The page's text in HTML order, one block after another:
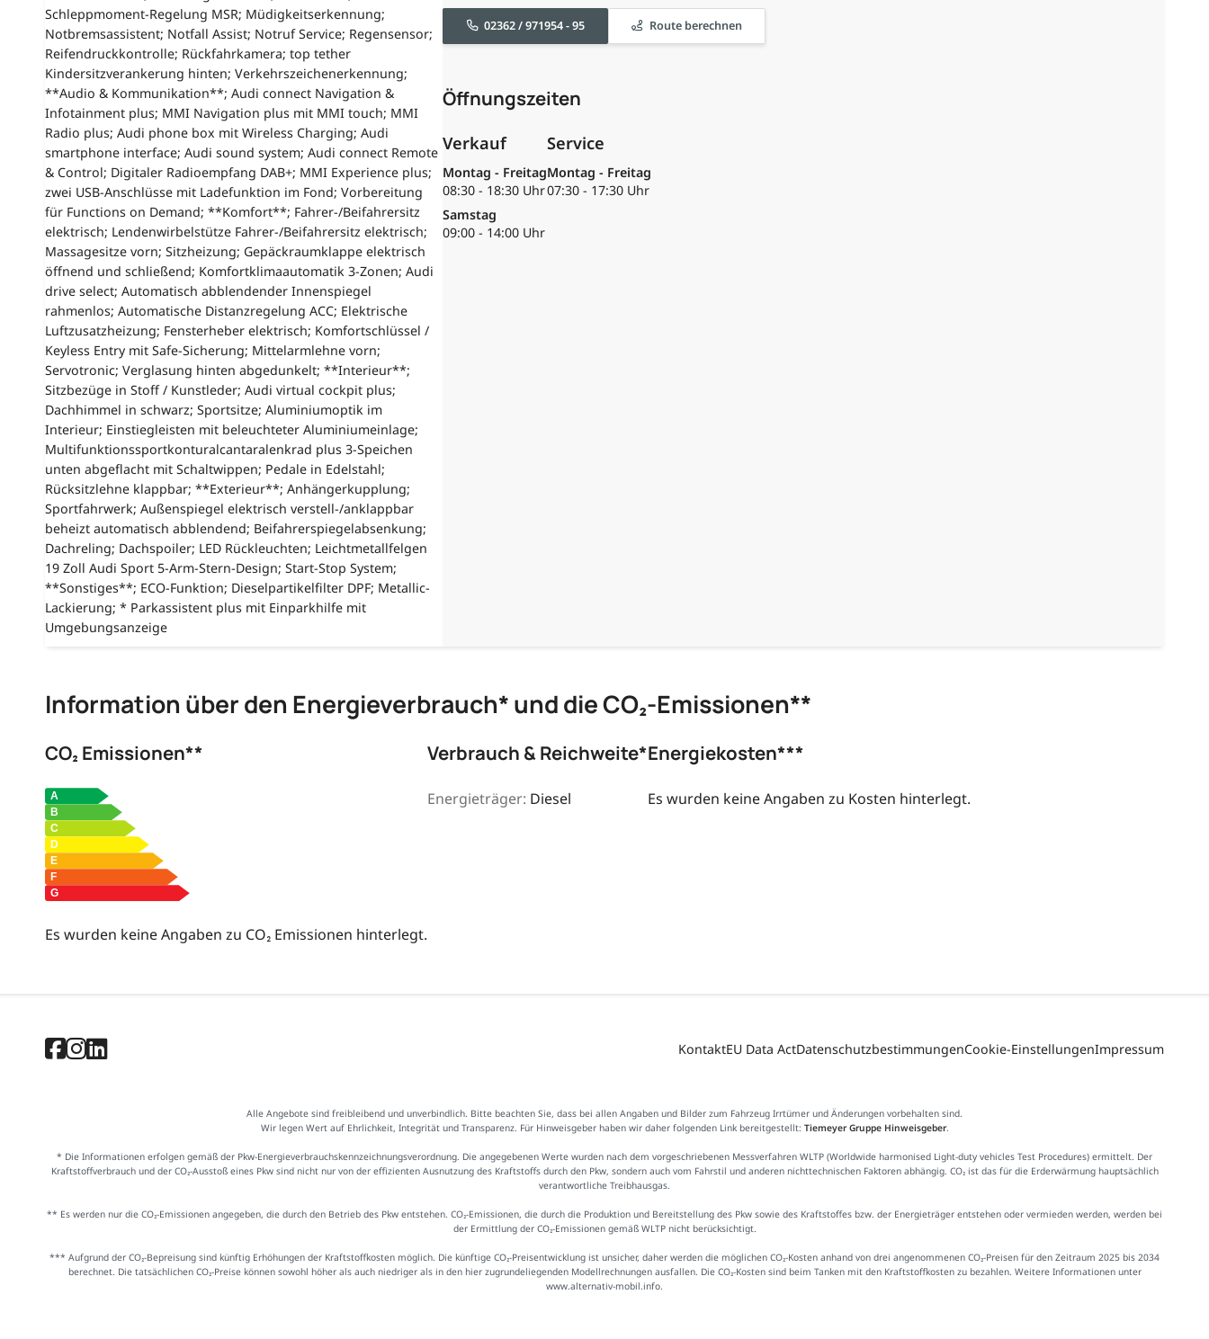
Schleppmoment-Regelung MSR; Müdigkeitserkennung;
Notbremsassistent; Notfall Assist; Notruf Service; Regensensor;
Reifendruckkontrolle; Rückfahrkamera; top tether
Kindersitzverankerung hinten; Verkehrszeichenerkennung;
**Audio & Kommunikation**; Audi connect Navigation &
Infotainment plus; MMI Navigation plus mit MMI touch; MMI
Radio plus; Audi phone box mit Wireless Charging; Audi
smartphone interface; Audi sound system; Audi connect Remote
& Control; Digitaler Radioempfang DAB+; MMI Experience plus;
zwei USB-Anschlüsse mit Ladefunktion im Fond; Vorbereitung
für Functions on Demand; **Komfort**; Fahrer-/Beifahrersitz
elektrisch; Lendenwirbelstütze Fahrer-/Beifahrersitz elektrisch;
Massagesitze vorn; Sitzheizung; Gepäckraumklappe elektrisch
öffnend und schließend; Komfortklimaautomatik 3-Zonen; Audi
drive select; Automatisch abblendender Innenspiegel
rahmenlos; Automatische Distanzregelung ACC; Elektrische
Luftzusatzheizung; Fensterheber elektrisch; Komfortschlüssel /
Keyless Entry mit Safe-Sicherung; Mittelarmlehne vorn;
Servotronic; Verglasung hinten abgedunkelt; **Interieur**;
Sitzbezüge in Stoff / Kunstleder; Audi virtual cockpit plus;
Dachhimmel in schwarz; Sportsitze; Aluminiumoptik im
Interieur; Einstiegleisten mit beleuchteter Aluminiumeinlage;
Multifunktionssportkonturalcantaralenkrad plus 3-Speichen
unten abgeflacht mit Schaltwippen; Pedale in Edelstahl;
Rücksitzlehne klappbar; **Exterieur**; Anhängerkupplung;
Sportfahrwerk; Außenspiegel elektrisch verstell-/anklappbar
beheizt automatisch abblendend; Beifahrerspiegelabsenkung;
Dachreling; Dachspoiler; LED Rückleuchten; Leichtmetallfelgen
19 Zoll Audi Sport 5-Arm-Stern-Design; Start-Stop System;
**Sonstiges**; ECO-Funktion; Dieselpartikelfilter DPF; Metallic-
Lackierung; * Parkassistent plus mit Einparkhilfe mit
Umgebungsanzeige
02362 / 971954 - 95 Route berechnen
Öffnungszeiten
Verkauf
Montag - Freitag
08:30 - 18:30 Uhr
Samstag
09:00 - 14:00 Uhr
Service
Montag - Freitag
07:30 - 17:30 Uhr
Information über den Energieverbrauch* und die CO₂-Emissionen**
CO₂ Emissionen**
Es wurden keine Angaben zu CO₂ Emissionen hinterlegt.
Verbrauch & Reichweite*
Energieträger: Diesel
Energiekosten***
Es wurden keine Angaben zu Kosten hinterlegt.
KontaktEU Data ActDatenschutzbestimmungenCookie-EinstellungenImpressum
Alle Angebote sind freibleibend und unverbindlich. Bitte beachten Sie, dass bei allen Angaben und Bilder zum Fahrzeug Irrtümer und Änderungen vorbehalten sind.
Wir legen Wert auf Ehrlichkeit, Integrität und Transparenz. Für Hinweisgeber haben wir daher folgenden Link bereitgestellt: Tiemeyer Gruppe Hinweisgeber.
* Die Informationen erfolgen gemäß der Pkw-Energieverbrauchskennzeichnungsverordnung. Die angegebenen Werte wurden nach dem vorgeschriebenen Messverfahren WLTP (Worldwide harmonised Light-duty vehicles Test Procedures) ermittelt. Der
Kraftstoffverbrauch und der CO₂-Ausstoß eines Pkw sind nicht nur von der effizienten Ausnutzung des Kraftstoffs durch den Pkw, sondern auch vom Fahrstil und anderen nichttechnischen Faktoren abhängig. CO₂ ist das für die Erderwärmung hauptsächlich
verantwortliche Treibhausgas.
** Es werden nur die CO₂-Emissionen angegeben, die durch den Betrieb des Pkw entstehen. CO₂-Emissionen, die durch die Produktion und Bereitstellung des Pkw sowie des Kraftstoffes bzw. der Energieträger entstehen oder vermieden werden, werden bei
der Ermittlung der CO₂-Emissionen gemäß WLTP nicht berücksichtigt.
*** Aufgrund der CO₂-Bepreisung sind künftig Erhöhungen der Kraftstoffkosten möglich. Die künftige CO₂-Preisentwicklung ist unsicher, daher werden die möglichen CO₂-Kosten anhand von drei angenommenen CO₂-Preisen für den Zeitraum 2025 bis 2034
berechnet. Die tatsächlichen CO₂-Preise können sowohl höher als auch niedriger als in den hier zugrundeliegenden Modellrechnungen ausfallen. Die CO₂-Kosten sind beim Tanken mit den Kraftstoffkosten zu bezahlen. Weitere Informationen unter
www.alternativ-mobil.info.